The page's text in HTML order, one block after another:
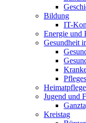
Bildung
IT-
Energie und
Gesundheit
Heimatpflege
Jugend und
Kreistag